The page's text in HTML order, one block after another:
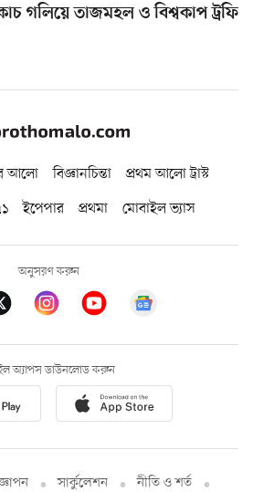
গলিয়ে তাজমহল ও বিশ্বকাপ ট্রফি
আলো বিজ্ঞানচিন্তা
প্রথম আলো ট্রাস্ট
ইপেপার প্রথমা মোবাইল ভ্যাস
অনুসরণ করুন
অ্যাপস ডাউনলোড করুন
সার্কুলেশন নীতি ও শর্ত